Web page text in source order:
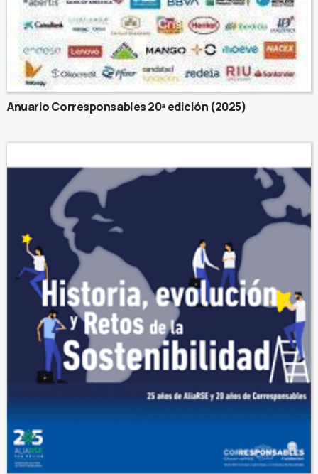
Anuario Corresponsables 20ª edición (2025)